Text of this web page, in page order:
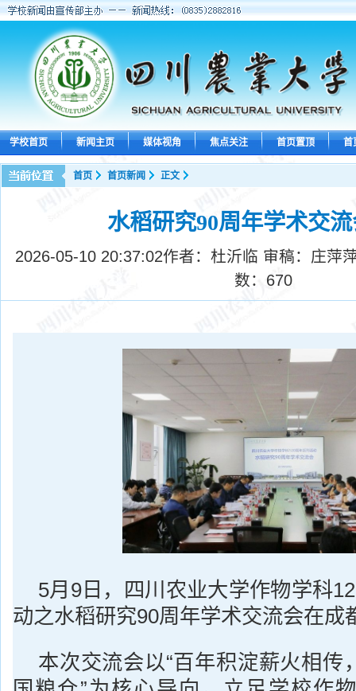
学校首页 新闻主页 媒体视角 焦点关注 首页置顶 首
首页 首页新闻 正文
水稻研究90周年学术交
2026-05-10 20:37:02作者：杜沂临 审稿：庄萍
数： 670
5月9日，四川农业大学作物学科
动之水稻研究90周年学术交流会在成
本次交流会以“百年积淀薪火相传